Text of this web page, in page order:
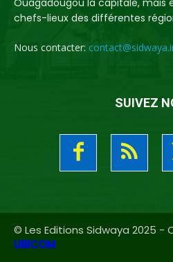
Ouagadougou la capitale, mais
chefs-lieux des différentes
Nous contacter:
SUIVEZ
© Les Editions Sidwaya 2025 -
UBICOM